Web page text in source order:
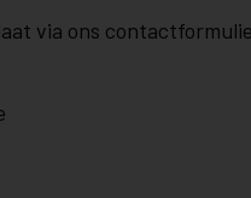
via ons